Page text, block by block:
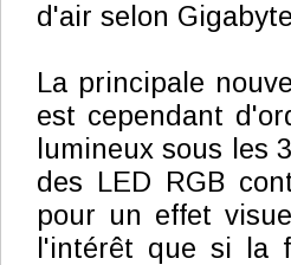
d'air selon
La principale
est cependant
lumineux sous les
des LED RGB
pour un effet
l'intérêt que si la